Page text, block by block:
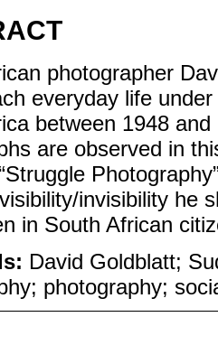
photographer
everyday life
between 1948
are observed in
invisibility he
in South African
David Goldblatt;
photography;